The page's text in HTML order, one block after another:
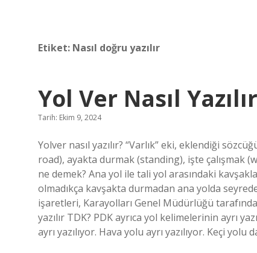
Etiket: Nasıl doğru yazılır
Yol Ver Nasıl Yazılır
Tarih: Ekim 9, 2024
Yolver nasıl yazılır? “Varlık” eki, eklendiği
road), ayakta durmak (standing), işte çalışmak
ne demek? Ana yol ile tali yol arasındaki
olmadıkça kavşakta durmadan ana yolda
işaretleri, Karayolları Genel Müdürlüğü
yazılır TDK? PDK ayrıca yol kelimelerinin ayrı
ayrı yazılıyor. Hava yolu ayrı yazılıyor. Keçi yolu